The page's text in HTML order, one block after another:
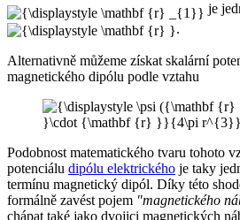
je
.
Alternativně můžeme získat skalární
magnetického dipólu podle vztahu
Podobnost matematického tvaru tohoto
potenciálu dipólu elektrického je taky
termínu magnetický dipól. Díky této
formálně zavést pojem "magnetického
chápat také jako dvojici magnetických